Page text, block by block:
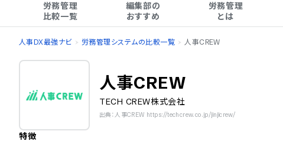
労務管理
比較一覧
編集部の
おすすめ
労務管理
とは
人事DX最強ナビ 労務管理システムの比較一覧 人事CREW
人事CREW
TECH CREW株式会社
出典：人事CREW https://techcrew.co.jp/jinjicrew/
特徴